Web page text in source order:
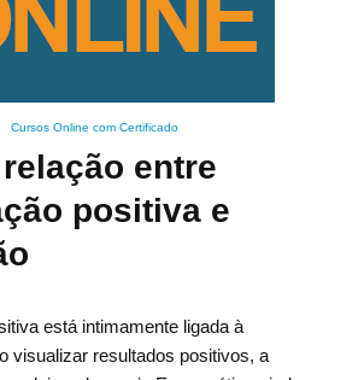
Cursos Online com Certificado
entre
positiva e
está intimamente ligada à
visualizar resultados positivos, a